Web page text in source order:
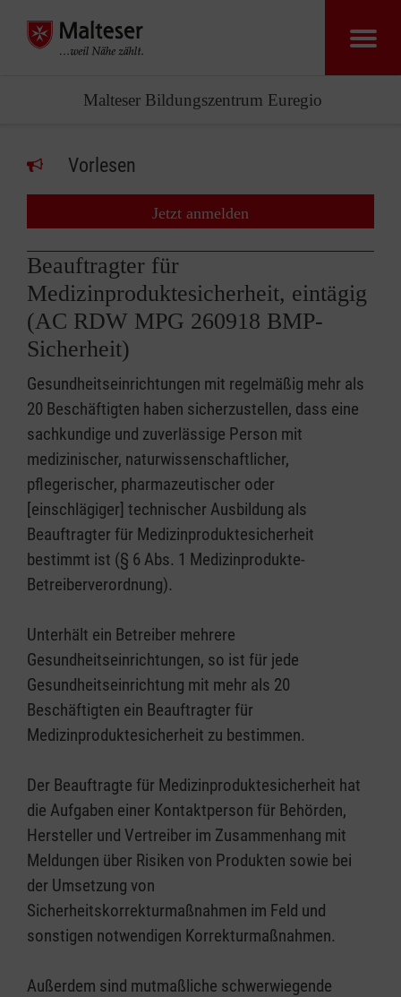
Malteser Bildungszentrum Euregio
Vorlesen
Jetzt anmelden
Beauftragter für
Medizinproduktesicherheit, eintägig
(AC RDW MPG 260918 BMP-
Sicherheit)
Gesundheitseinrichtungen mit regelmäßig mehr als
20 Beschäftigten haben sicherzustellen, dass eine
sachkundige und zuverlässige Person mit
medizinischer, naturwissenschaftlicher,
pflegerischer, pharmazeutischer oder
[einschlägiger] technischer Ausbildung als
Beauftragter für Medizinproduktesicherheit
bestimmt ist (§ 6 Abs. 1 Medizinprodukte-
Betreiberverordnung).
Unterhält ein Betreiber mehrere
Gesundheitseinrichtungen, so ist für jede
Gesundheitseinrichtung mit mehr als 20
Beschäftigten ein Beauftragter für
Medizinproduktesicherheit zu bestimmen.
Der Beauftragte für Medizinproduktesicherheit hat
die Aufgaben einer Kontaktperson für Behörden,
Hersteller und Vertreiber im Zusammenhang mit
Meldungen über Risiken von Produkten sowie bei
der Umsetzung von
Sicherheitskorrekturmaßnahmen im Feld und
sonstigen notwendigen Korrekturmaßnahmen.
Außerdem sind mutmaßliche schwerwiegende